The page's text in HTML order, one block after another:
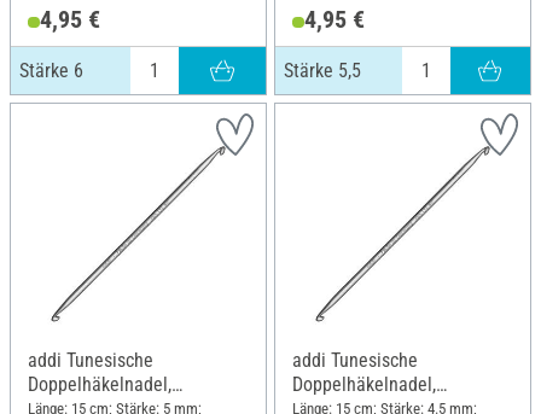
4,95 €
Stärke 6
4,95 €
Stärke 5,5
addi Tunesische
Doppelhäkelnadel,
Aluminium, Stärke 5
Länge: 15 cm; Stärke: 5 mm;
addi Tunesische
Doppelhäkelnadel,
Aluminium, Stärke 4,5
Länge: 15 cm; Stärke: 4.5 mm;